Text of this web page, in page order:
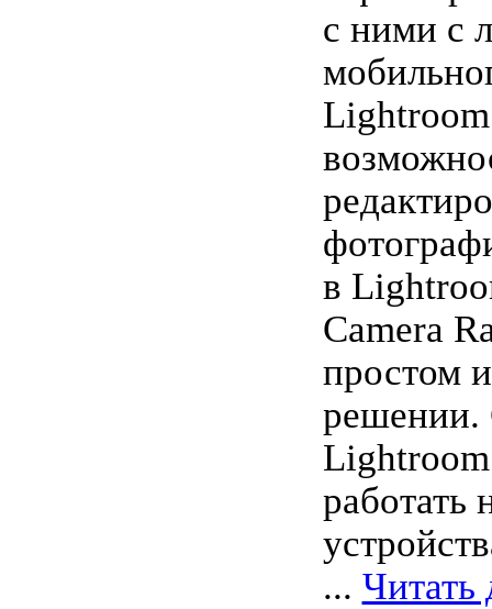
с ними с
Lightroom
в
Camera
простом
работать
... Читать